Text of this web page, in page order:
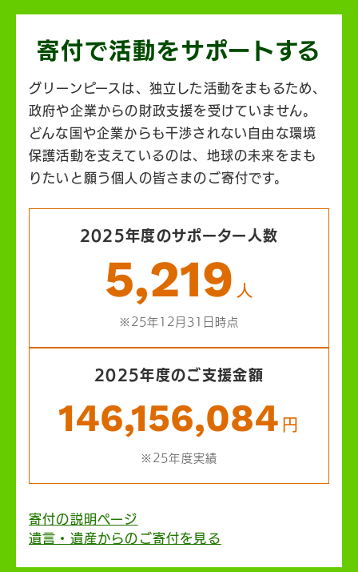
寄付で活動をサポートする
グリーンピースは、独立した活動をまもるため、
政府や企業からの財政支援を受けていません。
どんな国や企業からも干渉されない自由な環境
保護活動を支えているのは、地球の未来をまも
りたいと願う個人の皆さまのご寄付です。
2025年度のサポーター人数
5,219 人
※25年12月31日時点
2025年度のご支援金額
146,156,084 円
※25年度実績
寄付の説明ページ
遺言・遺産からのご寄付を見る